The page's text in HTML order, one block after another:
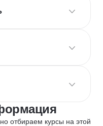
отбираем курсы на этой